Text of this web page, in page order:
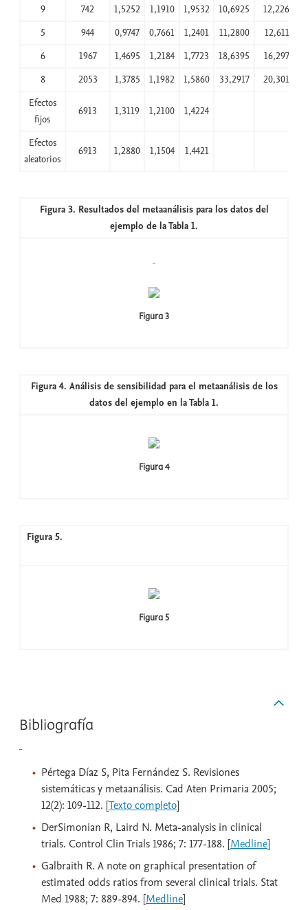
9
742 1,5252 1,1910 1,9532 10,6925
12,2262
5
944 0,9747 0,7661 1,2401 11,2800
12,6111
6
1967 1,4695 1,2184 1,7723 18,6395
16,2978
8
2053 1,3785 1,1982 1,5860 33,2917
20,3012
Efectos
fijos
6913 1,3119 1,2100 1,4224
Efectos
aleatorios
6913 1,2880 1,1504 1,4421
Figura 3. Resultados del metaanálisis para los datos del
ejemplo de la Tabla 1.
Figura 3
Figura 4. Análisis de sensibilidad para el metaanálisis de los
datos del ejemplo en la Tabla 1.
Figura 4
Figura 5.
Figura 5
Bibliografía
Pértega Díaz S, Pita Fernández S. Revisiones
sistemáticas y metaanálisis. Cad Aten Primaria 2005;
12(2): 109-112. [Texto completo]
DerSimonian R, Laird N. Meta-analysis in clinical
trials. Control Clin Trials 1986; 7: 177-188. [Medline]
Galbraith R. A note on graphical presentation of
estimated odds ratios from several clinical trials. Stat
Med 1988; 7: 889-894. [Medline]